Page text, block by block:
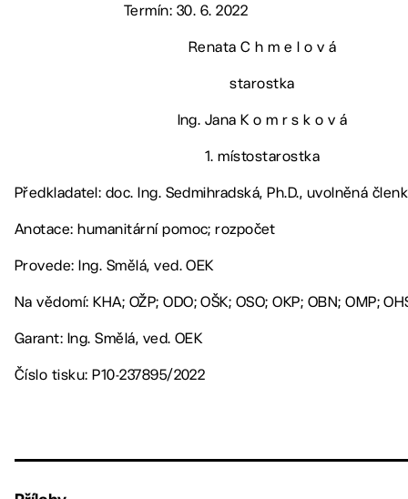
Termín: 30. 6. 2022
Renata C h m e l o v á
starostka
Ing. Jana K o m r s k o v á
1. místostarostka
Předkladatel: doc. Ing. Sedmihradská, Ph.D., uvolněná
Anotace: humanitární pomoc; rozpočet
Provede: Ing. Smělá, ved. OEK
Na vědomí: KHA; OŽP; ODO; OŠK; OSO; OKP; OBN; OMP;
Garant: Ing. Smělá, ved. OEK
Číslo tisku: P10-237895/2022